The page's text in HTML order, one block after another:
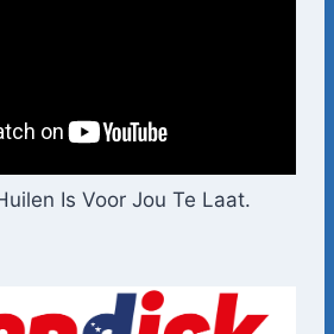
Is Voor Jou Te Laat.